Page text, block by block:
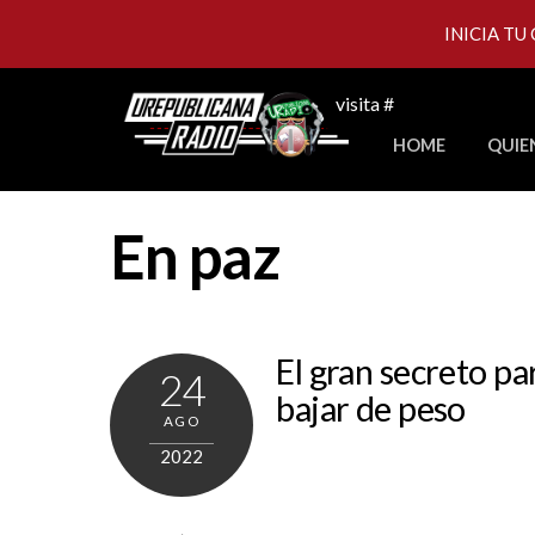
visita #
HOME
En paz
24
AGO
2022
El gran secreto
bajar de peso
INICIA TU